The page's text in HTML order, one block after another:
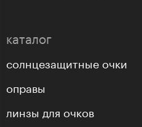
каталог
солнцезащитные очки
оправы
линзы для очков